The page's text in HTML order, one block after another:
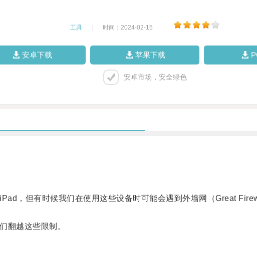
工具 时间：2024-02-15
安卓下载 苹果下载
安卓市场，安全绿色
，但有时候我们在使用这些设备时可能会遇到外墙网（Great
越这些限制。